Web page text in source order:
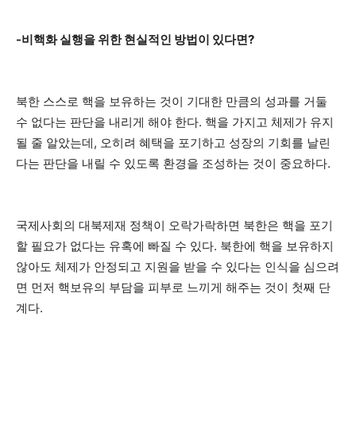
-비핵화 실행을 위한 현실적인 방법이 있다면?
북한 스스로 핵을 보유하는 것이 기대한 만큼의 성과를 거둘
수 없다는 판단을 내리게 해야 한다. 핵을 가지고 체제가 유지
될 줄 알았는데, 오히려 혜택을 포기하고 성장의 기회를 날린
다는 판단을 내릴 수 있도록 환경을 조성하는 것이 중요하다.
국제사회의 대북제재 정책이 오락가락하면 북한은 핵을 포기
할 필요가 없다는 유혹에 빠질 수 있다. 북한에 핵을 보유하지
않아도 체제가 안정되고 지원을 받을 수 있다는 인식을 심으려
면 먼저 핵보유의 부담을 피부로 느끼게 해주는 것이 첫째 단
계다.